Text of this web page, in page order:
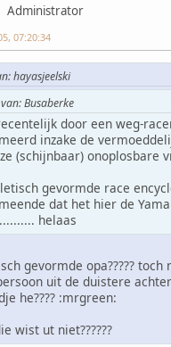
Administrator
07:20:34
hayasjeelski
Busaberke
door een weg-
inzake de
(schijnbaar) onoplosbare
gevormde race
dat het hier de
helaas
gevormde opa????? toch
uit de duistere
he???? :mrgreen:
wist ut niet??????